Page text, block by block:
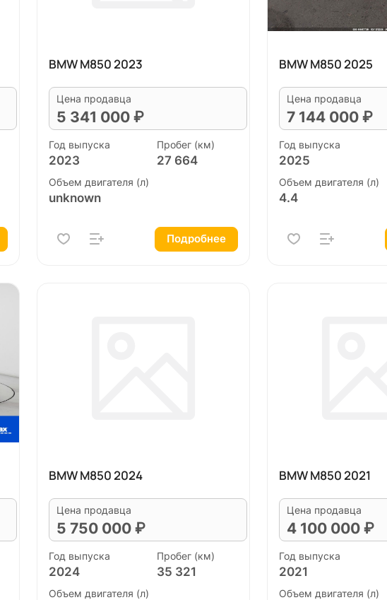
BMW M850 2023
Цена продавца
5 341 000 ₽
Год выпуска
2023
Пробег (км)
27 664
Объем двигателя (л)
unknown
Подробнее
BMW M850 2025
Цена продавца
7 144 000 ₽
Год выпуска
2025
Объем двигателя (л)
4.4
BMW M850 2024
Цена продавца
5 750 000 ₽
Год выпуска
2024
Пробег (км)
35 321
Объем двигателя (л)
BMW M850 2021
Цена продавца
4 100 000 ₽
Год выпуска
2021
Объем двигателя (л)